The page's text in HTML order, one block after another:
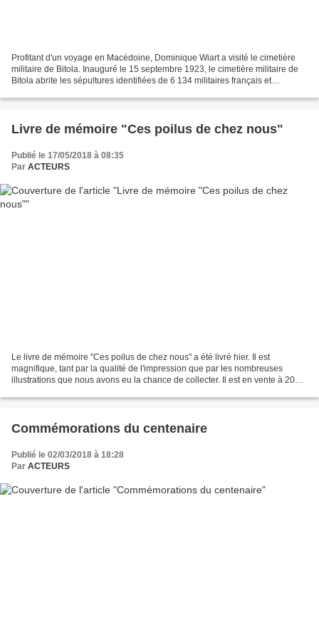
Profitant d'un voyage en Macédoine, Dominique Wiart a visité le cimetière
militaire de Bitola. Inauguré le 15 septembre 1923, le cimetière militaire de
Bitola abrite les sépultures identifiées de 6 134 militaires français et
Livre de mémoire "Ces poilus de chez nous"
Publié le 17/05/2018 à 08:35
Par ACTEURS
Le livre de mémoire "Ces poilus de chez nous" a été livré hier. Il est
magnifique, tant par la qualité de l'impression que par les nombreuses
illustrations que nous avons eu la chance de collecter. Il est en vente à 20
Commémorations du centenaire
Publié le 02/03/2018 à 18:28
Par ACTEURS